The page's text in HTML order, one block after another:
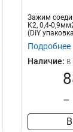
Зажим
K2, 0,4-
(DIY
Подробнее
Наличие: В
–